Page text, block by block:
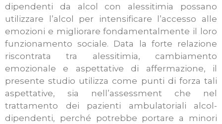
dipendenti da alcol con alessitimia possano
utilizzare l’alcol per intensificare l’accesso alle
emozioni e migliorare fondamentalmente il loro
funzionamento sociale. Data la forte relazione
riscontrata tra alessitimia, cambiamento
emozionale e aspettative di affermazione, il
presente studio utilizza come punti di forza tali
aspettative, sia nell’assessment che nel
trattamento dei pazienti ambulatoriali alcol-
dipendenti, perché potrebbe portare a minori